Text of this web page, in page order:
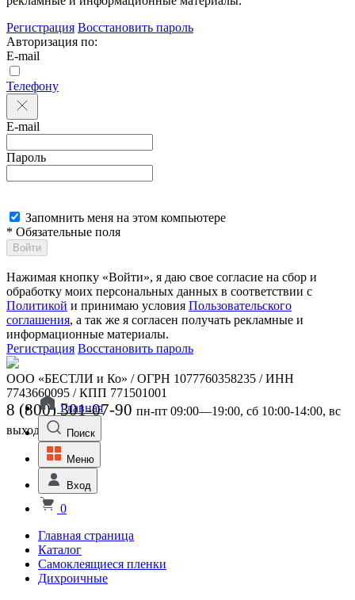
Регистрация Восстановить пароль
Авторизация по:
E-mail
Телефону
E-mail
Пароль
Запомнить меня на этом компьютере
* Обязательные поля
Войти
Нажимая кнопку «Войти», я даю свое согласие на сбор и
обработку моих персональных данных в соответствии с
Политикой и принимаю условия Пользовательского
соглашения, а так же я согласен получать рекламные и
информационные материалы.
Регистрация Восстановить пароль
ООО «БЕСТЛИ и Ко» / ОГРН 1077760358235 / ИНН
7743660095 / КПП 771501001
8 (800) 301-07-90 пн-пт 09:00—19:00, сб 10:00-14:00, вс
выходной
Главная
Поиск
Меню
Вход
0
Главная страница
Каталог
Самоклеящиеся пленки
Дихроичные